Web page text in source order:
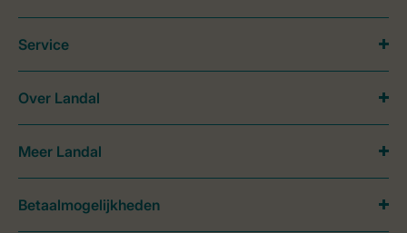
Service
Over Landal
Meer Landal
Betaalmogelijkheden